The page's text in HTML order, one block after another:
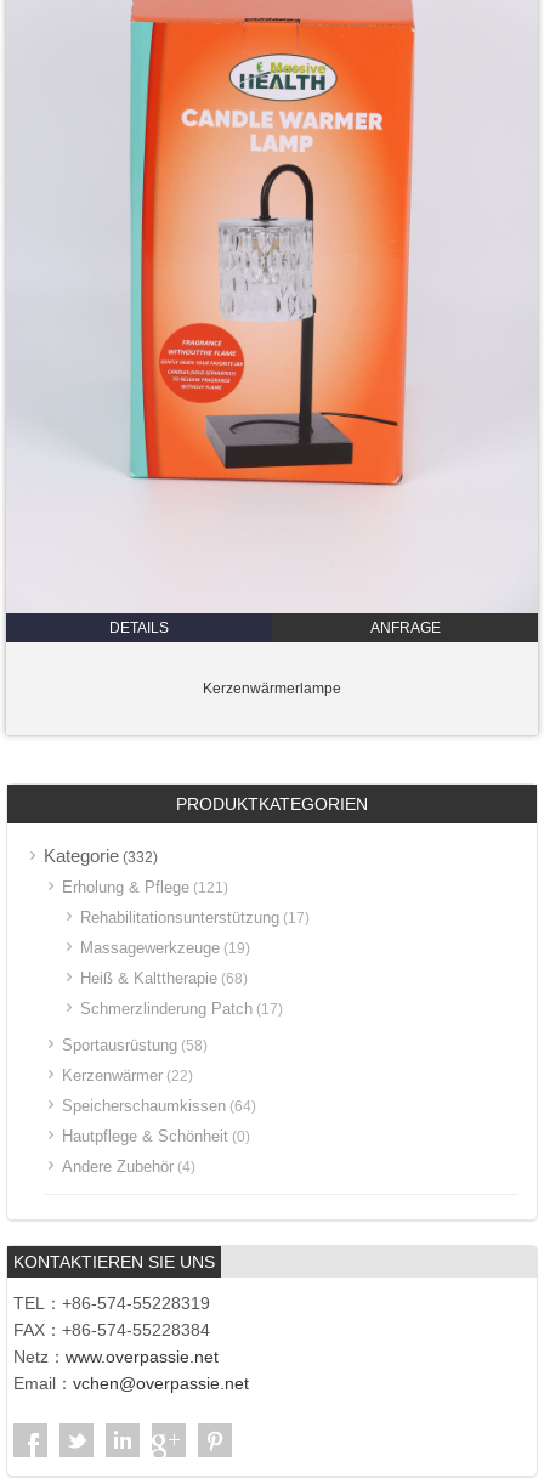
DETAILS ANFRAGE
Kerzenwärmerlampe
PRODUKTKATEGORIEN
Kategorie (332)
Erholung & Pflege (121)
Rehabilitationsunterstützung (17)
Massagewerkzeuge (19)
Heiß & Kalttherapie (68)
Schmerzlinderung Patch (17)
Sportausrüstung (58)
Kerzenwärmer (22)
Speicherschaumkissen (64)
Hautpflege & Schönheit (0)
Andere Zubehör (4)
KONTAKTIEREN SIE UNS
TEL：+86-574-55228319
FAX：+86-574-55228384
Netz： www.overpassie.net
Email： vchen@overpassie.net